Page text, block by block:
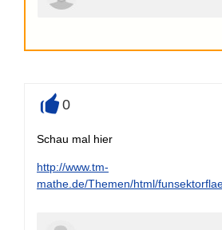
+
0
Schau mal hier
http://www.tm-
mathe.de/Themen/html/